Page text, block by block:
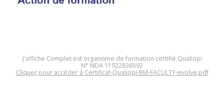
J'affiche Complet est organisme de formation certifié Qualiopi
N° NDA 11922836592
Cliquer pour accéder à Certificat-Qualiopi-RM-FACULTY-evolve.pdf